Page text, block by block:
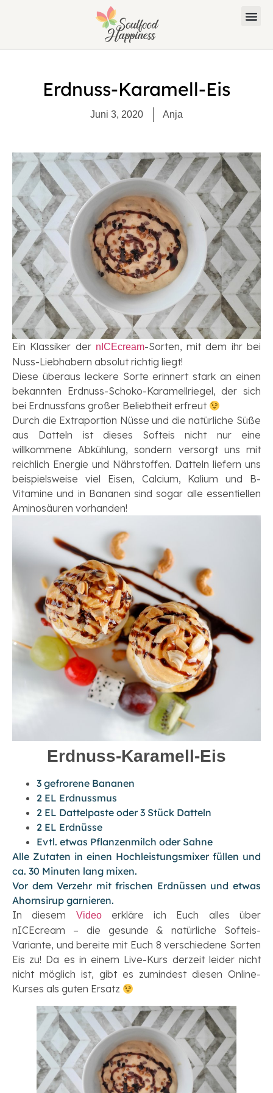
Erdnuss-Karamell-Eis
Juni 3, 2020 Anja
Ein Klassiker der nICEcream-Sorten, mit dem ihr bei
Nuss-Liebhabern absolut richtig liegt!
Diese überaus leckere Sorte erinnert stark an einen
bekannten Erdnuss-Schoko-Karamellriegel, der sich
bei Erdnussfans großer Beliebtheit erfreut
Durch die Extraportion Nüsse und die natürliche Süße
aus Datteln ist dieses Softeis nicht nur eine
willkommene Abkühlung, sondern versorgt uns mit
reichlich Energie und Nährstoffen. Datteln liefern uns
beispielsweise viel Eisen, Calcium, Kalium und B-
Vitamine und in Bananen sind sogar alle essentiellen
Aminosäuren vorhanden!
Erdnuss-Karamell-Eis
3 gefrorene Bananen
2 EL Erdnussmus
2 EL Dattelpaste oder 3 Stück Datteln
2 EL Erdnüsse
Evtl. etwas Pflanzenmilch oder Sahne
Alle Zutaten in einen Hochleistungsmixer füllen und
ca. 30 Minuten lang mixen.
Vor dem Verzehr mit frischen Erdnüssen und etwas
Ahornsirup garnieren.
In diesem
Videoerkläre ich Euch alles über
nICEcream – die gesunde & natürliche Softeis-
Variante, und bereite mit Euch 8 verschiedene Sorten
Eis zu! Da es in einem Live-Kurs derzeit leider nicht
nicht möglich ist, gibt es zumindest diesen Online-
Kurses als guten Ersatz